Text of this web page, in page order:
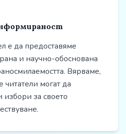
е да предоставяме
и научно-обоснована
Вярваме,
могат да
за своето